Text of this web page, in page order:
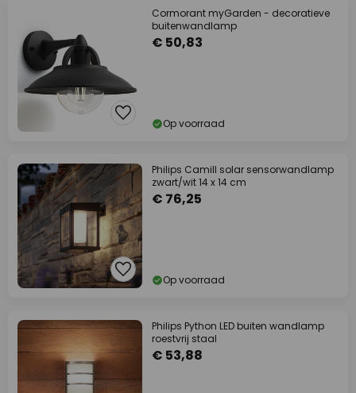
Cormorant myGarden - decoratieve
buitenwandlamp
€ 50,83
Op voorraad
Philips Camill solar sensorwandlamp
zwart/wit 14 x 14 cm
€ 76,25
Op voorraad
Philips Python LED buiten wandlamp
roestvrij staal
€ 53,88